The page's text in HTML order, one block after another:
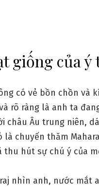
giống của ý
có vẻ bồn chồn và
rõ ràng là anh ta
châu Âu trung niên,
là chuyến thăm
thu hút sự chú ý của
nhìn anh, nước mắt